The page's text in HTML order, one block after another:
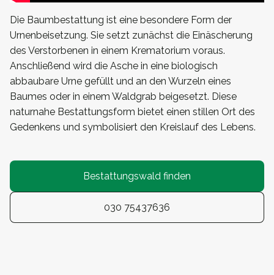
Die Baumbestattung ist eine besondere Form der
Urnenbeisetzung. Sie setzt zunächst die Einäscherung
des Verstorbenen in einem Krematorium voraus.
Anschließend wird die Asche in eine biologisch
abbaubare Urne gefüllt und an den Wurzeln eines
Baumes oder in einem Waldgrab beigesetzt. Diese
naturnahe Bestattungsform bietet einen stillen Ort des
Gedenkens und symbolisiert den Kreislauf des Lebens.
Bestattungswald finden
030 75437636